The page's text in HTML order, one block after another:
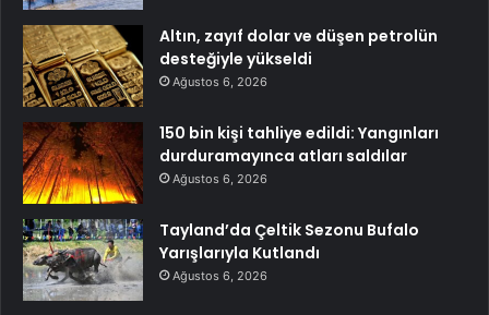
Altın, zayıf dolar ve düşen petrolün
desteğiyle yükseldi
Ağustos 6, 2026
150 bin kişi tahliye edildi: Yangınları
durduramayınca atları saldılar
Ağustos 6, 2026
Tayland’da Çeltik Sezonu Bufalo
Yarışlarıyla Kutlandı
Ağustos 6, 2026